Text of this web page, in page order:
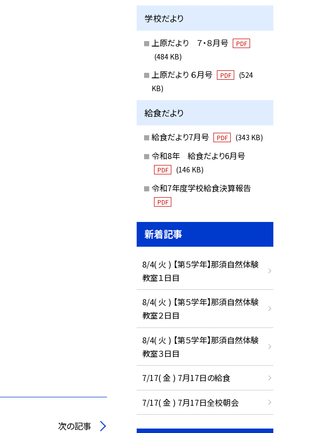
次の記事
学校だより
上原だより ７・８月号 PDF
(484 KB)
上原だより ６月号 PDF
(524
KB)
給食だより
給食だより7月号 PDF (343 KB)
令和8年 給食だより6月号
PDF (146 KB)
令和7年度学校給食決算報告
PDF
新着記事
8/4( 火 ) 【第５学年】那須自然体験
教室１日目
8/4( 火 ) 【第５学年】那須自然体験
教室２日目
8/4( 火 ) 【第５学年】那須自然体験
教室３日目
7/17( 金 ) 7月17日の給食
7/17( 金 ) 7月17日全校朝会